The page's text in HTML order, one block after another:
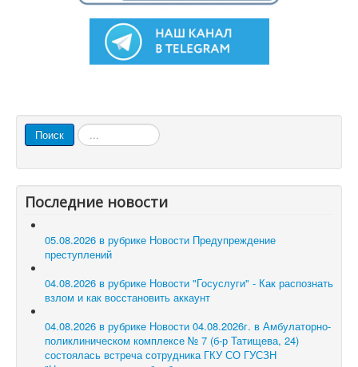
Поиск Искать...
Последние новости
05.08.2026 в рубрике Новости Предупреждение
преступлений
04.08.2026 в рубрике Новости "Госуслуги" - Как распознать
взлом и как восстановить аккаунт
04.08.2026 в рубрике Новости 04.08.2026г. в Амбулаторно-
поликлиническом комплексе № 7 (б-р Татищева, 24)
состоялась встреча сотрудника ГКУ СО ГУСЗН